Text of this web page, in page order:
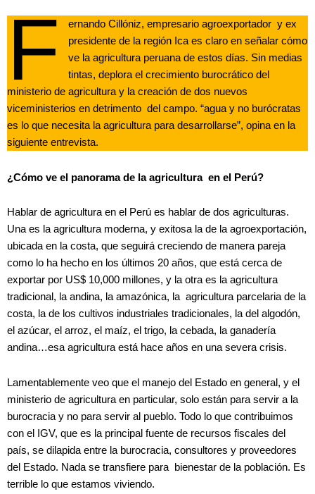
F
ernando Cillóniz, empresario agroexportador y ex
presidente de la región Ica es claro en señalar cómo
ve la agricultura peruana de estos días. Sin medias
tintas, deplora el crecimiento burocrático del
ministerio de agricultura y la creación de dos nuevos
viceministerios en detrimento del campo. “agua y no burócratas
es lo que necesita la agricultura para desarrollarse”, opina en la
siguiente entrevista.
¿Cómo ve el panorama de la agricultura en el Perú?
Hablar de agricultura en el Perú es hablar de dos agriculturas.
Una es la agricultura moderna, y exitosa la de la agroexportación,
ubicada en la costa, que seguirá creciendo de manera pareja
como lo ha hecho en los últimos 20 años, que está cerca de
exportar por US$ 10,000 millones, y la otra es la agricultura
tradicional, la andina, la amazónica, la agricultura parcelaria de la
costa, la de los cultivos industriales tradicionales, la del algodón,
el azúcar, el arroz, el maíz, el trigo, la cebada, la ganadería
andina…esa agricultura está hace años en una severa crisis.
Lamentablemente veo que el manejo del Estado en general, y el
ministerio de agricultura en particular, solo están para servir a la
burocracia y no para servir al pueblo. Todo lo que contribuimos
con el IGV, que es la principal fuente de recursos fiscales del
país, se dilapida entre la burocracia, consultores y proveedores
del Estado. Nada se transfiere para bienestar de la población. Es
terrible lo que estamos viviendo.